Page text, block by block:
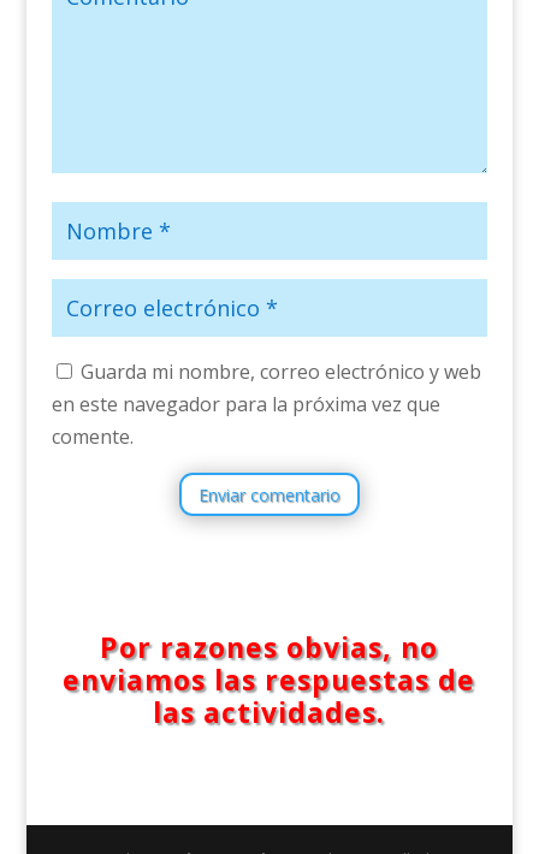
Guarda mi nombre, correo electrónico y web
en este navegador para la próxima vez que
comente.
Enviar comentario
Por razones obvias, no
enviamos las respuestas de
las actividades.